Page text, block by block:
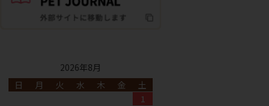
2026年8月
日
月 火 水 木 金
土
1